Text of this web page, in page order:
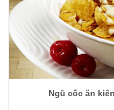
Ngũ cốc ăn